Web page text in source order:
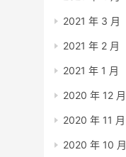
2021 年 3 月
2021 年 2 月
2021 年 1 月
2020 年 12 月
2020 年 11 月
2020 年 10 月